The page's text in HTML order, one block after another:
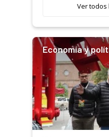
salto tecnológico
Ver todos
Economía y